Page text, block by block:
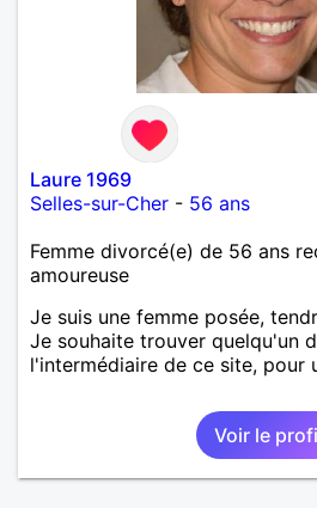
Laure 1969
Selles-sur-Cher - 56 ans
Femme divorcé(e) de 56 ans
amoureuse
Je suis une femme posée,
Je souhaite trouver quelqu'un
l'intermédiaire de ce site, pour
Voir le